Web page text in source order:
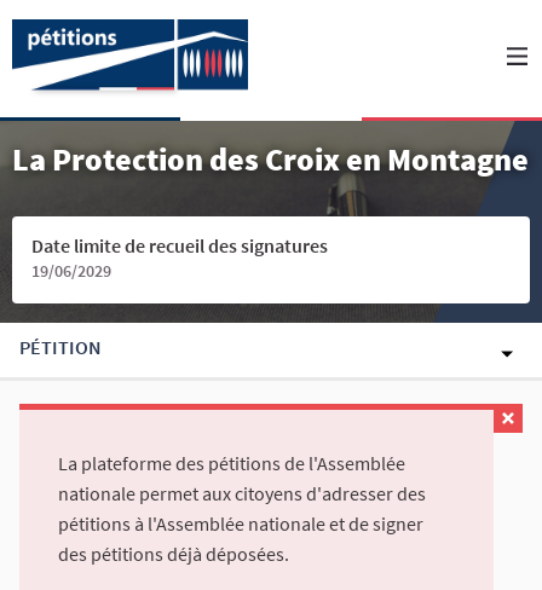
La Protection des Croix en Montagne
Date limite de recueil des signatures
19/06/2029
PÉTITION
La plateforme des pétitions de l'Assemblée
nationale permet aux citoyens d'adresser des
pétitions à l'Assemblée nationale et de signer
des pétitions déjà déposées.